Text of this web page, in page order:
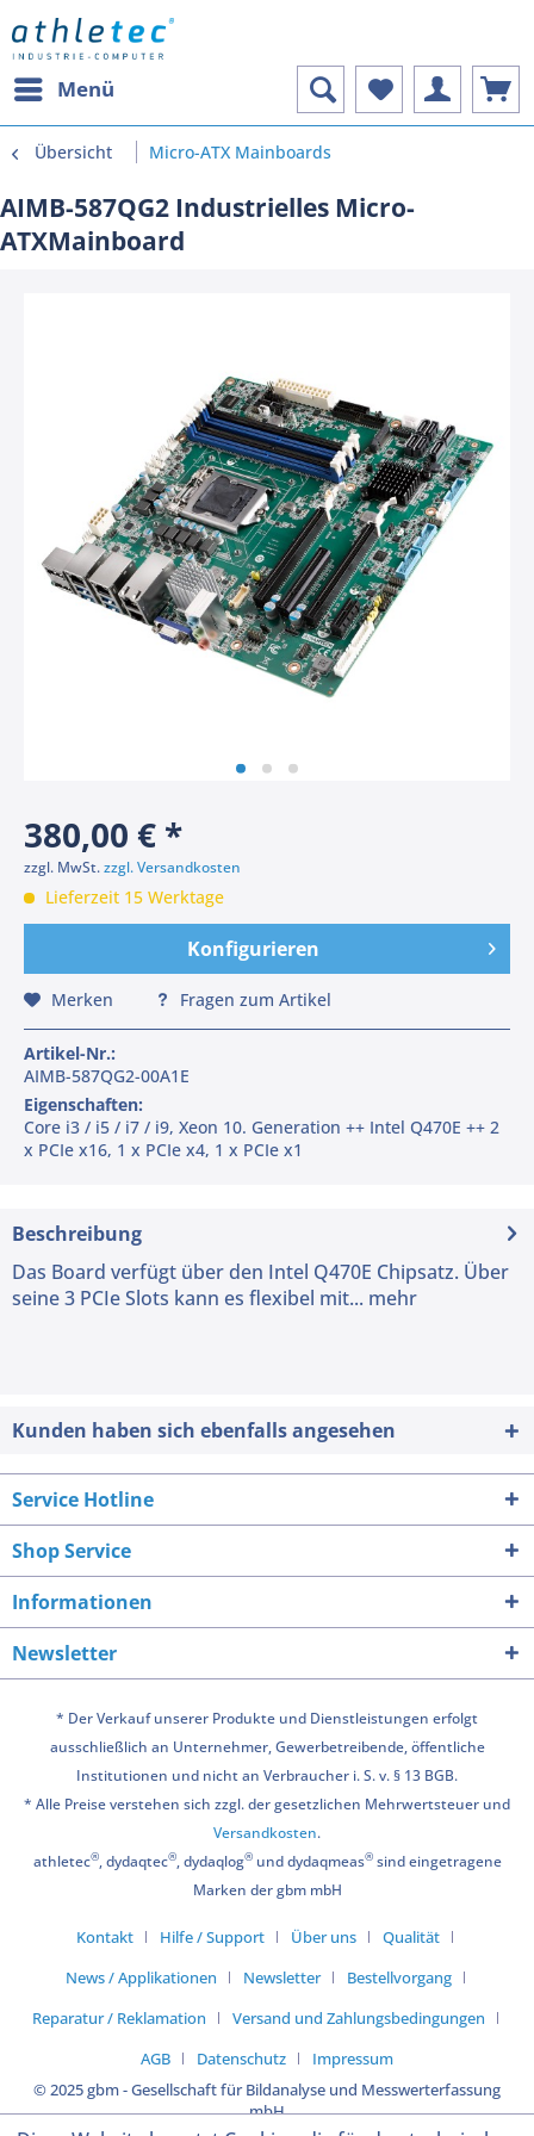
Menü
Übersicht Micro-ATX Mainboards
AIMB-587QG2 Industrielles Micro-
ATXMainboard
380,00 € *
zzgl. MwSt.zzgl. Versandkosten
Lieferzeit 15 Werktage
Konfigurieren
Merken Fragen zum Artikel
Artikel-Nr.:
AIMB-587QG2-00A1E
Eigenschaften:
Core i3 / i5 / i7 / i9, Xeon 10. Generation ++ Intel Q470E ++ 2
x PCIe x16, 1 x PCIe x4, 1 x PCIe x1
Beschreibung
Das Board verfügt über den Intel Q470E Chipsatz. Über
seine 3 PCIe Slots kann es flexibel mit... mehr
Kunden haben sich ebenfalls angesehen
Service Hotline
Shop Service
Informationen
Newsletter
* Der Verkauf unserer Produkte und Dienstleistungen erfolgt
ausschließlich an Unternehmer, Gewerbetreibende, öffentliche
Institutionen und nicht an Verbraucher i. S. v. § 13 BGB.
* Alle Preise verstehen sich zzgl. der gesetzlichen Mehrwertsteuer und
Versandkosten.
athletec®, dydaqtec®, dydaqlog®und dydaqmeas®sind eingetragene
Marken der gbm mbH
Kontakt Hilfe / Support Über uns
Qualität
News / Applikationen
Newsletter
Bestellvorgang
Reparatur / Reklamation
Versand und Zahlungsbedingungen
AGB
Datenschutz
Impressum
© 2025 gbm - Gesellschaft für Bildanalyse und Messwerterfassung
mbH